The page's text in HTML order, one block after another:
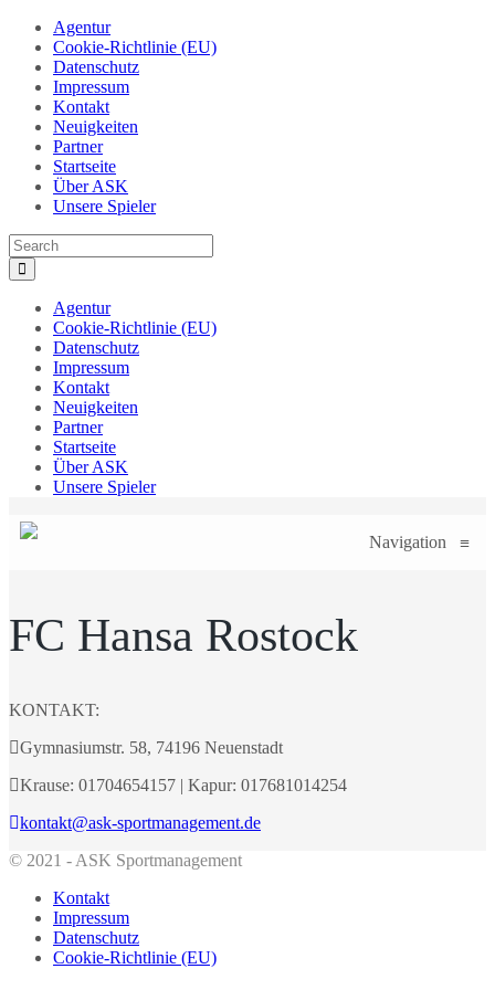
Agentur
Cookie-Richtlinie (EU)
Datenschutz
Impressum
Kontakt
Neuigkeiten
Partner
Startseite
Über ASK
Unsere Spieler
Agentur
Cookie-Richtlinie (EU)
Datenschutz
Impressum
Kontakt
Neuigkeiten
Partner
Startseite
Über ASK
Unsere Spieler
Navigation ≡
FC Hansa Rostock
KONTAKT:
Gymnasiumstr. 58, 74196 Neuenstadt
Krause: 01704654157 | Kapur: 017681014254
kontakt@ask-sportmanagement.de
© 2021 - ASK Sportmanagement
Kontakt
Impressum
Datenschutz
Cookie-Richtlinie (EU)